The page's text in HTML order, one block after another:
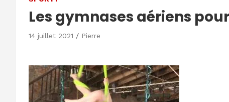
Les gymnases aériens
14 juillet 2021 Pierre